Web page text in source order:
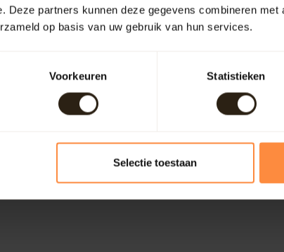
Deze partners kunnen deze gegevens combineren met
op basis van uw gebruik van hun services.
Voorkeuren Statistieken
Selectie toestaan